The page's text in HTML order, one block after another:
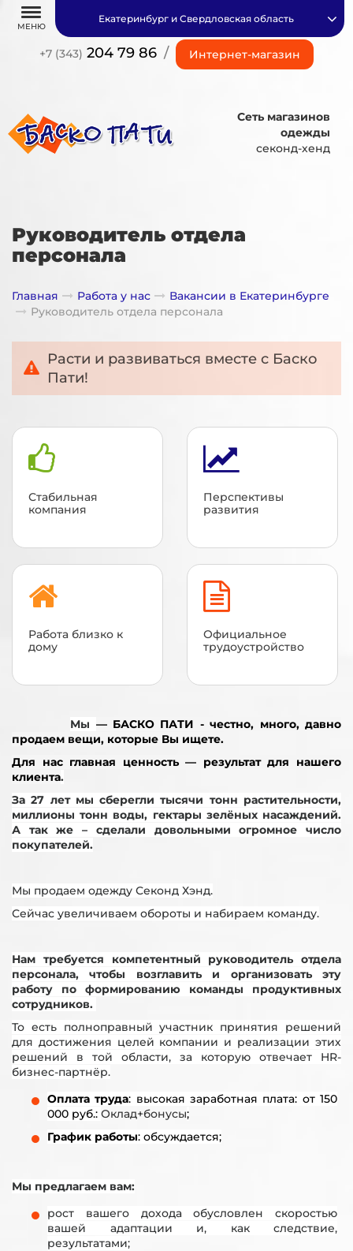
МЕНЮ
+7 (343) 204 79 86 / Интернет-магазин
Екатеринбург и Свердловская область
Сеть магазинов
одежды
секонд-хенд
Руководитель отдела
персонала
Главная Работа у нас
Вакансии в Екатеринбурге
Руководитель отдела персонала
Расти и развиваться вместе с Баско
Пати!
Стабильная
компания
Перспективы
развития
Работа близко к
дому
Официальное
трудоустройство
Мы — БАСКО ПАТИ - честно, много, давно
продаем вещи, которые Вы ищете.
Для нас главная ценность — результат для нашего
клиента.
За 27 лет мы сберегли тысячи тонн растительности,
миллионы тонн воды, гектары зелёных насаждений.
А так же – сделали довольными огромное число
покупателей.
Мы продаем одежду Секонд Хэнд.
Сейчас увеличиваем обороты и набираем команду.
Нам требуется компетентный руководитель отдела
персонала, чтобы возглавить и организовать эту
работу по формированию команды продуктивных
сотрудников.
То есть полноправный участник принятия решений
для достижения целей компании и реализации этих
решений в той области, за которую отвечает HR-
бизнес-партнёр.
Оплата труда: высокая заработная плата: от 150
000 руб.: Оклад+бонусы;
График работы: обсуждается;
Мы предлагаем вам:
рост вашего дохода обусловлен скоростью
вашей адаптации и, как следствие,
результатами;